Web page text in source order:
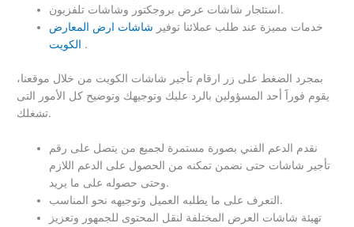
استئجار شاشات عرض بروجكتور وشاشات تلفزيون.
خدمات مميزة عند طلب عملائنا توفير شاشات ارض المعارض
الكويت .
بمجرد الضغط على زر ارقام تأجير شاشات الكويت من خلال موقعنا،
يقوم فوراََ أحد المسؤولين بالرد عليك وتوجيهك وتوضيح كل الأمور التى
تشغلك.
نقدم الدعم الفني بصورة مستمرة لجميع من يتصل على رقم
تأجير شاشات حتى نضمن تمكنه من الحصول على الدعم اللازم
وحتى حصوله على ما يريد.
التعرف على ما يطلبه العميل وتوجيهه نحو المناسب.
تهيئة شاشات العرض المختلفة لنقل المحتوى للجمهور وتعزيز